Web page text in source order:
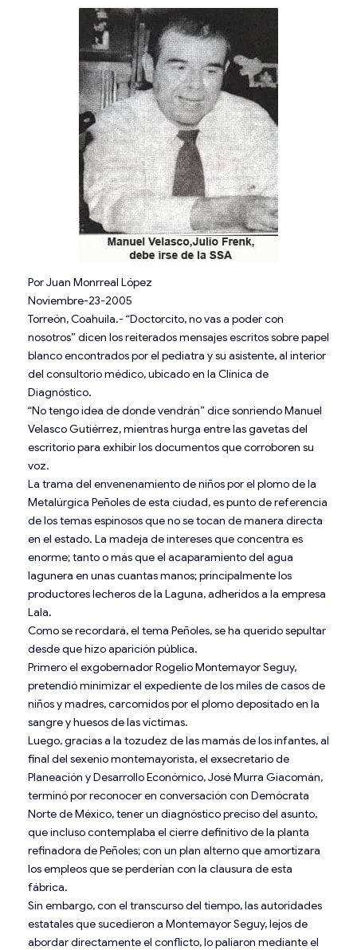
Por Juan Monrreal López
Noviembre-23-2005
Torreón, Coahuila.- “Doctorcito, no vas a poder con
nosotros” dicen los reiterados mensajes escritos sobre papel
blanco encontrados por el pediatra y su asistente, al interior
del consultorio médico, ubicado en la Clínica de
Diagnóstico.
“No tengo idea de donde vendrán” dice sonriendo Manuel
Velasco Gutiérrez, mientras hurga entre las gavetas del
escritorio para exhibir los documentos que corroboren su
voz.
La trama del envenenamiento de niños por el plomo de la
Metalúrgica Peñoles de esta ciudad, es punto de referencia
de los temas espinosos que no se tocan de manera directa
en el estado. La madeja de intereses que concentra es
enorme; tanto o más que el acaparamiento del agua
lagunera en unas cuantas manos; principalmente los
productores lecheros de la Laguna, adheridos a la empresa
Lala.
Como se recordará, el tema Peñoles, se ha querido sepultar
desde que hizo aparición pública.
Primero el exgobernador Rogelio Montemayor Seguy,
pretendió minimizar el expediente de los miles de casos de
niños y madres, carcomidos por el plomo depositado en la
sangre y huesos de las víctimas.
Luego, gracias a la tozudez de las mamás de los infantes, al
final del sexenio montemayorista, el exsecretario de
Planeación y Desarrollo Económico, José Murra Giacomán,
terminó por reconocer en conversación con Demócrata
Norte de México, tener un diagnóstico preciso del asunto,
que incluso contemplaba el cierre definitivo de la planta
refinadora de Peñoles; con un plan alterno que amortizara
los empleos que se perderían con la clausura de esta
fábrica.
Sin embargo, con el transcurso del tiempo, las autoridades
estatales que sucedieron a Montemayor Seguy, lejos de
abordar directamente el conflicto, lo paliaron mediante el